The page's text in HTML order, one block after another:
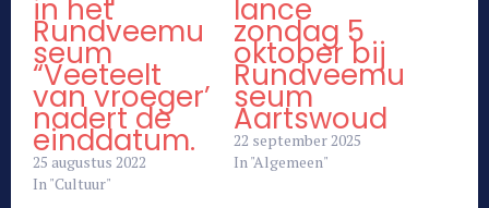
in het
Rundveemu
seum
“Veeteelt
van vroeger’
nadert de
einddatum.
25 augustus 2022
In "Cultuur"
lance
zondag 5
oktober bij
Rundveemu
seum
Aartswoud
22 september 2025
In "Algemeen"